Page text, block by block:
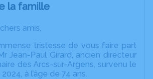
la famille
amis,
tristesse de vous faire part
Jean-Paul Girard, ancien directeur
des Arcs-sur-Argens, survenu le
à l’âge de 74 ans.